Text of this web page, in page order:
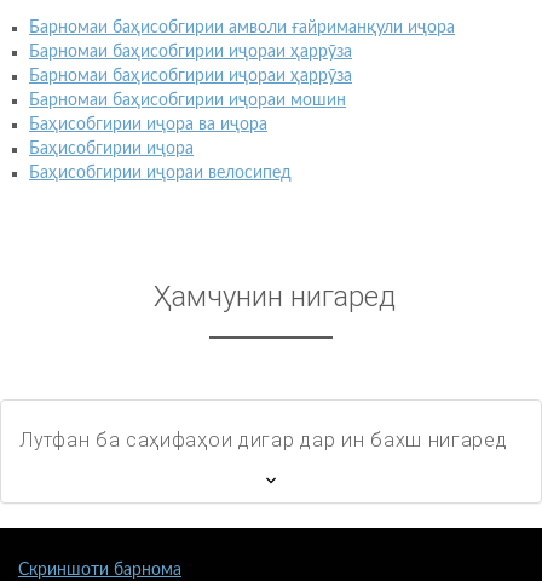
Барномаи баҳисобгирии амволи ғайриманқули иҷора
Барномаи баҳисобгирии иҷораи ҳаррӯза
Барномаи баҳисобгирии иҷораи ҳаррӯза
Барномаи баҳисобгирии иҷораи мошин
Баҳисобгирии иҷора ва иҷора
Баҳисобгирии иҷора
Баҳисобгирии иҷораи велосипед
Ҳамчунин нигаред
Лутфан ба саҳифаҳои дигар дар ин бахш нигаред
Скриншоти барнома